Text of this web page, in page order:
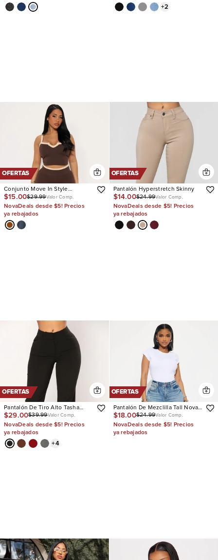
+2
OFERTAS
Conjunto Move In Style
Seamless Legging
$15.00$29.99Valor Comp.
NovaDeals desde $5! Precios
ya rebajados
OFERTAS
Pantalón Hyperstretch Skinny
$14.00$24.99Valor Comp.
NovaDeals desde $5! Precios
ya rebajados
OFERTAS
Pantalón De Tiro Alto Tasha
Dressy
$29.00$39.99Valor Comp.
NovaDeals desde $5! Precios
ya rebajados
+4
OFERTAS
Pantalón De Mezclilla Tall Nova
90's Baby Basic Stretch Wide
Leg
$18.00$24.99Valor Comp.
NovaDeals desde $5! Precios
ya rebajados